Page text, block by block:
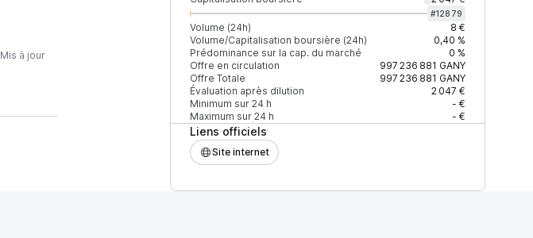
#12879
Volume (24h)
8 €
Volume/Capitalisation boursière (24h)
0,40 %
Prédominance sur la cap. du marché
0 %
Offre en circulation
997 236 881 GANY
Offre Totale
997 236 881 GANY
Évaluation après dilution
2 047 €
Minimum sur 24 h
- €
Maximum sur 24 h
- €
Liens officiels
Site internet
Mis à jour